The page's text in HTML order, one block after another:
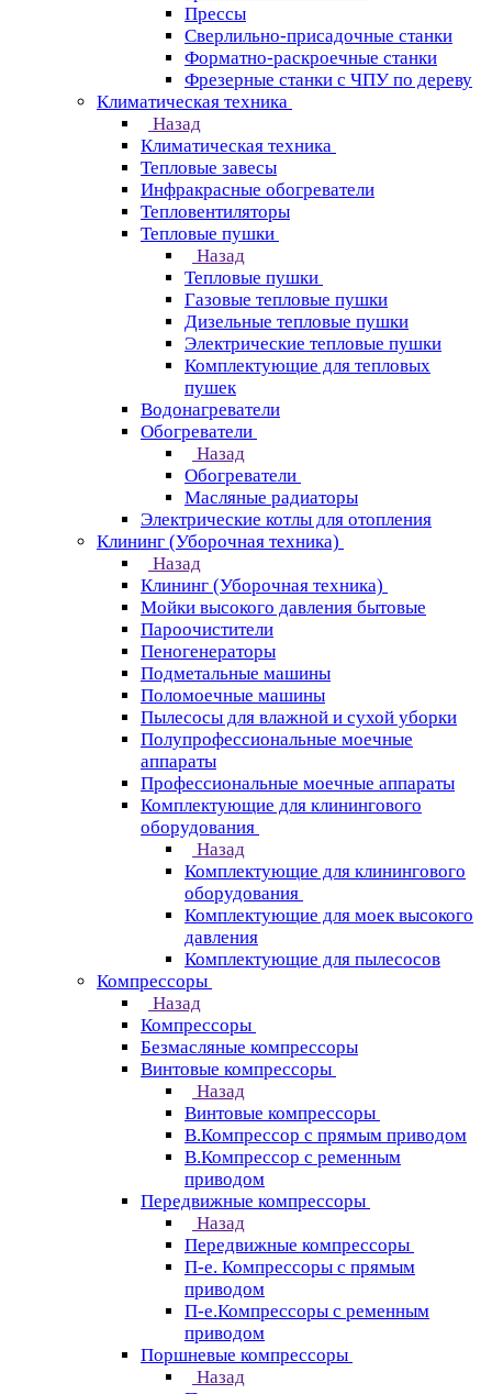
Прессы
Сверлильно-присадочные станки
Форматно-раскроечные станки
Фрезерные станки с ЧПУ по дереву
Климатическая техника
Назад
Климатическая техника
Тепловые завесы
Инфракрасные обогреватели
Тепловентиляторы
Тепловые пушки
Назад
Тепловые пушки
Газовые тепловые пушки
Дизельные тепловые пушки
Электрические тепловые пушки
Комплектующие для тепловых
пушек
Водонагреватели
Обогреватели
Назад
Обогреватели
Масляные радиаторы
Электрические котлы для отопления
Клининг (Уборочная техника)
Назад
Клининг (Уборочная техника)
Мойки высокого давления бытовые
Пароочистители
Пеногенераторы
Подметальные машины
Поломоечные машины
Пылесосы для влажной и сухой уборки
Полупрофессиональные моечные
аппараты
Профессиональные моечные аппараты
Комплектующие для клинингового
оборудования
Назад
Комплектующие для клинингового
оборудования
Комплектующие для моек высокого
давления
Комплектующие для пылесосов
Компрессоры
Назад
Компрессоры
Безмасляные компрессоры
Винтовые компрессоры
Назад
Винтовые компрессоры
В.Компрессор с прямым приводом
В.Компрессор с ременным
приводом
Передвижные компрессоры
Назад
Передвижные компрессоры
П-е. Компрессоры с прямым
приводом
П-е.Компрессоры с ременным
приводом
Поршневые компрессоры
Назад